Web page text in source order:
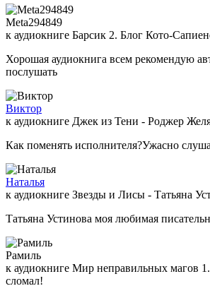
Meta294849
к аудиокниге Барсик 2. Блог Кото-
Хорошая аудиокнига всем рекомендую
послушать
Виктор
к аудиокниге Джек из Тени - Роджер
Как поменять исполнителя?Ужасно
Наталья
к аудиокниге Звезды и Лисы - Татьяна
Татьяна Устинова моя любимая
Рамиль
к аудиокниге Мир неправильных магов
сломал!